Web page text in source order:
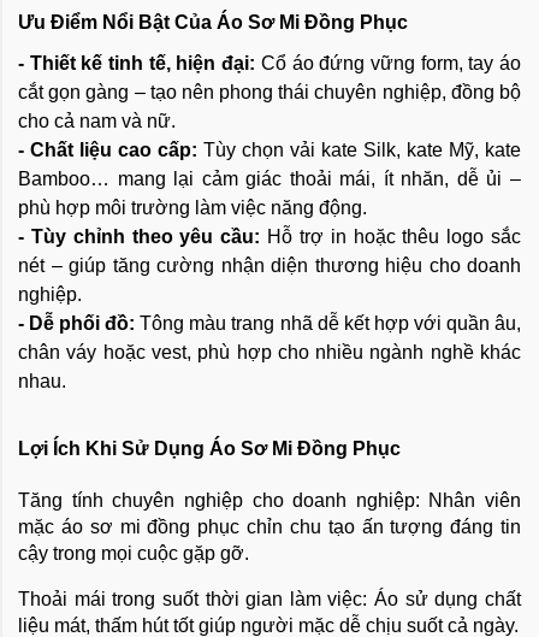
Ưu Điểm Nổi Bật Của Áo Sơ Mi Đồng Phục
- Thiết kế tinh tế, hiện đại: Cổ áo đứng vững form, tay áo
cắt gọn gàng – tạo nên phong thái chuyên nghiệp, đồng bộ
cho cả nam và nữ.
- Chất liệu cao cấp: Tùy chọn vải kate Silk, kate Mỹ, kate
Bamboo… mang lại cảm giác thoải mái, ít nhăn, dễ ủi –
phù hợp môi trường làm việc năng động.
- Tùy chỉnh theo yêu cầu: Hỗ trợ in hoặc thêu logo sắc
nét – giúp tăng cường nhận diện thương hiệu cho doanh
nghiệp.
- Dễ phối đồ: Tông màu trang nhã dễ kết hợp với quần âu,
chân váy hoặc vest, phù hợp cho nhiều ngành nghề khác
nhau.
Lợi Ích Khi Sử Dụng Áo Sơ Mi Đồng Phục
Tăng tính chuyên nghiệp cho doanh nghiệp: Nhân viên
mặc áo sơ mi đồng phục chỉn chu tạo ấn tượng đáng tin
cậy trong mọi cuộc gặp gỡ.
Thoải mái trong suốt thời gian làm việc: Áo sử dụng chất
liệu mát, thấm hút tốt giúp người mặc dễ chịu suốt cả ngày.